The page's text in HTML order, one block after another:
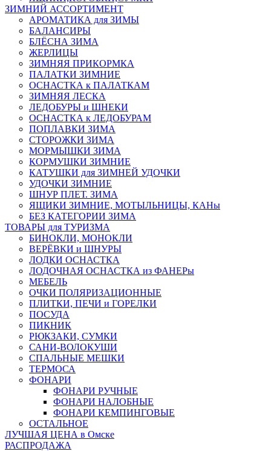
ЗИМНИЙ АССОРТИМЕНТ
АРОМАТИКА для ЗИМЫ
БАЛАНСИРЫ
БЛЁСНА ЗИМА
ЖЕРЛИЦЫ
ЗИМНЯЯ ПРИКОРМКА
ПАЛАТКИ ЗИМНИЕ
ОСНАСТКА к ПАЛАТКАМ
ЗИМНЯЯ ЛЕСКА
ЛЕДОБУРЫ и ШНЕКИ
ОСНАСТКА к ЛЕДОБУРАМ
ПОПЛАВКИ ЗИМА
СТОРОЖКИ ЗИМА
МОРМЫШКИ ЗИМА
КОРМУШКИ ЗИМНИЕ
КАТУШКИ для ЗИМНЕЙ УДОЧКИ
УДОЧКИ ЗИМНИЕ
ШНУР ПЛЕТ. ЗИМА
ЯЩИКИ ЗИМНИЕ, МОТЫЛЬНИЦЫ, КАНы
БЕЗ КАТЕГОРИИ ЗИМА
ТОВАРЫ для ТУРИЗМА
БИНОКЛИ, МОНОКЛИ
ВЕРЁВКИ и ШНУРЫ
ЛОДКИ ОСНАСТКА
ЛОДОЧНАЯ ОСНАСТКА из ФАНЕРы
МЕБЕЛЬ
ОЧКИ ПОЛЯРИЗАЦИОННЫЕ
ПЛИТКИ, ПЕЧИ и ГОРЕЛКИ
ПОСУДА
ПИКНИК
РЮКЗАКИ, СУМКИ
САНИ-ВОЛОКУШИ
СПАЛЬНЫЕ МЕШКИ
ТЕРМОСА
ФОНАРИ
ФОНАРИ РУЧНЫЕ
ФОНАРИ НАЛОБНЫЕ
ФОНАРИ КЕМПИНГОВЫЕ
ОСТАЛЬНОЕ
ЛУЧШАЯ ЦЕНА в Омске
РАСПРОДАЖА